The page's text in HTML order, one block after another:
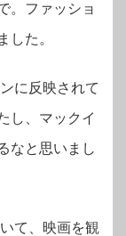
。ファッショ
した。
に反映されて
し、マックイ
なと思いまし
て、映画を観